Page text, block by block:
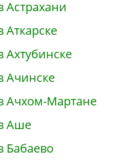
Астрахани
Аткарске
Ахтубинске
Ачинске
Ачхом-Мартане
Аше
Бабаево